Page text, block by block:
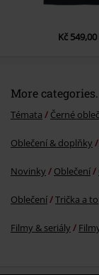
Kč 549,00
More
Témata Černé
Oblečení & doplňky
Novinky Oblečení
Oblečení Trička a
Filmy & seriály